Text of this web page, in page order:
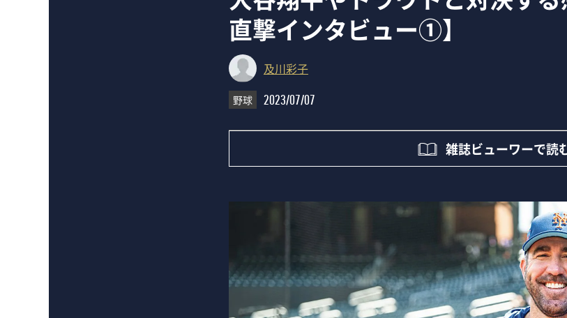
直撃インタビュー①】
及川彩子
野球 2023/07/07
雑誌ビューワーで読